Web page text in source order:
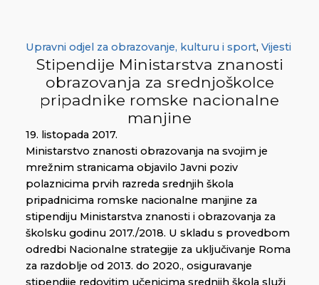
Upravni odjel za obrazovanje, kulturu i sport, Vijesti
Stipendije Ministarstva znanosti
obrazovanja za srednjoškolce
pripadnike romske nacionalne
manjine
19. listopada 2017.
Ministarstvo znanosti obrazovanja na svojim je
mrežnim stranicama objavilo Javni poziv
polaznicima prvih razreda srednjih škola
pripadnicima romske nacionalne manjine za
stipendiju Ministarstva znanosti i obrazovanja za
školsku godinu 2017./2018. U skladu s provedbom
odredbi Nacionalne strategije za uključivanje Roma
za razdoblje od 2013. do 2020., osiguravanje
stipendije redovitim učenicima srednjih škola služi